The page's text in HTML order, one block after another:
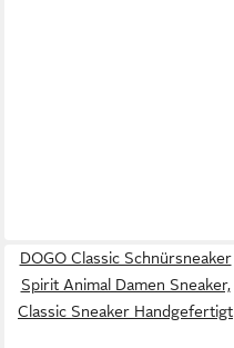
DOGO Classic Schnürsneaker
Spirit Animal Damen Sneaker,
Classic Sneaker Handgefertigt